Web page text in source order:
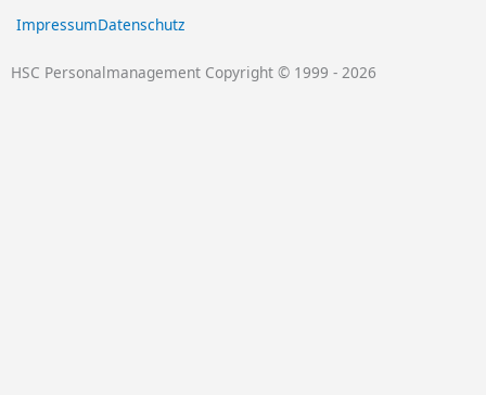
-
f
ImpressumDatenschutz
HSC Personalmanagement Copyright © 1999 - 2026